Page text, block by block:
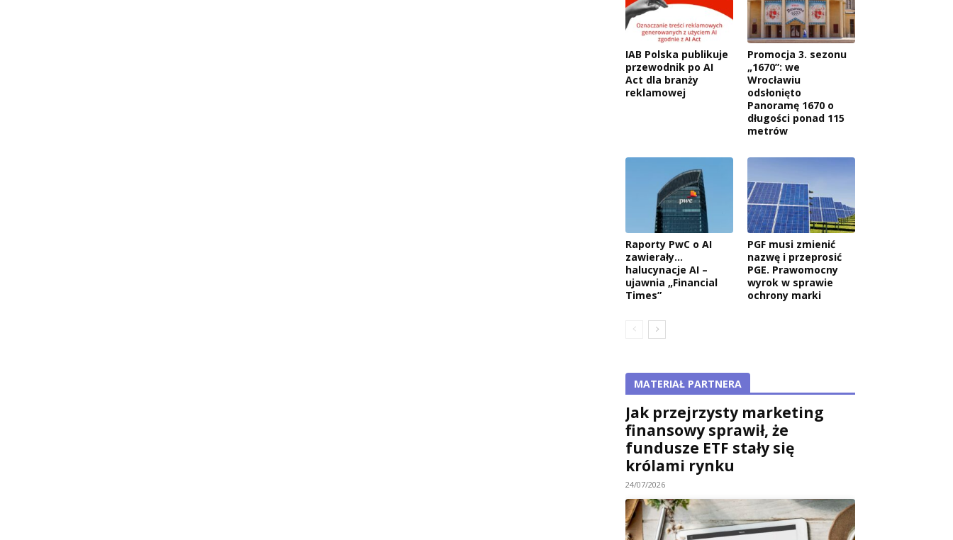
IAB Polska publikuje
przewodnik po AI
Act dla branży
reklamowej
Promocja 3. sezonu
„1670”: we
Wrocławiu
odsłonięto
Panoramę 1670 o
długości ponad 115
metrów
Raporty PwC o AI
zawierały…
halucynacje AI –
ujawnia „Financial
Times”
PGF musi zmienić
nazwę i przeprosić
PGE. Prawomocny
wyrok w sprawie
ochrony marki
MATERIAŁ PARTNERA
Jak przejrzysty marketing
finansowy sprawił, że
fundusze ETF stały się
królami rynku
24/07/2026